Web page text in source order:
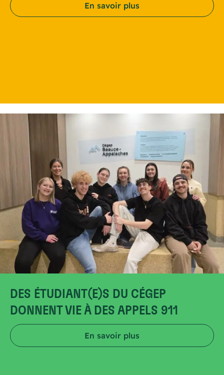
En savoir plus
DES ÉTUDIANT(E)S DU CÉGEP
DONNENT VIE À DES APPELS 911
En savoir plus